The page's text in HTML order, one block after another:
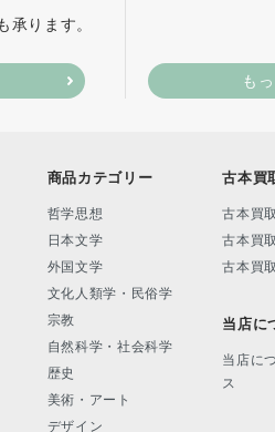
承ります。
も
商品カテゴリー
哲学思想
日本文学
外国文学
文化人類学・民俗学
宗教
自然科学・社会科学
歴史
美術・アート
デザイン
古本買
古本買
古本買
古本買
当店に
当店に
ス